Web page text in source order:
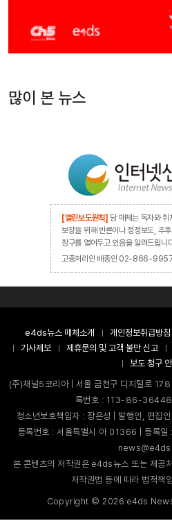
많이 본 뉴스
[열린보도원칙] 당 매체는 독자와 취
보장을 위해 반론이나 정정보도, 추
창구를 열어두고 있음을 알려드립니
고충처리인 배종인 02-866-
e4ds뉴스 매체소개 개인정보취급방침
기사제보
제휴문의 및 고객 불만 신고
보도 청구
(주)채널5코리아 | 서울 금천구 디지털로
록번호 : 113-86-36448
청소년보호책임자 : 장은성 | 발행인, 편
등록번호 : 서울특별시 아 01366 | 등록
본 콘텐츠의 저작권은 e4ds뉴스 또는 제공
저작권법 등에 따라 법적책
Copyright ©2026 e4ds